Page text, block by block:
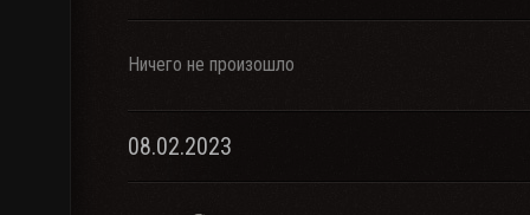
Ничего не произошло
08.02.2023